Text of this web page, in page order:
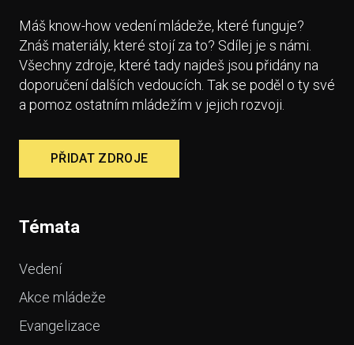
Máš know-how vedení mládeže, které funguje?
Znáš materiály, které stojí za to? Sdílej je s námi.
Všechny zdroje, které tady najdeš jsou přidány na
doporučení dalších vedoucích. Tak se poděl o ty své
a pomoz ostatním mládežím v jejich rozvoji.
PŘIDAT ZDROJE
Témata
Vedení
Akce mládeže
Evangelizace